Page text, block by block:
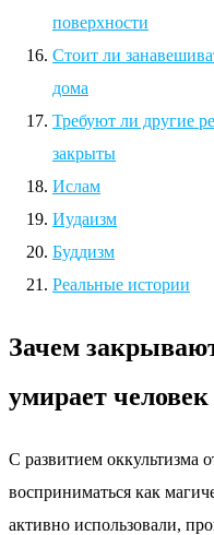
поверхности
Стоит ли
дома
Требуют ли другие
закрыты
Ислам
Иудаизм
Буддизм
Реальные истории
Зачем
умирает человек
С развитием оккультизма
восприниматься как
активно использовали,